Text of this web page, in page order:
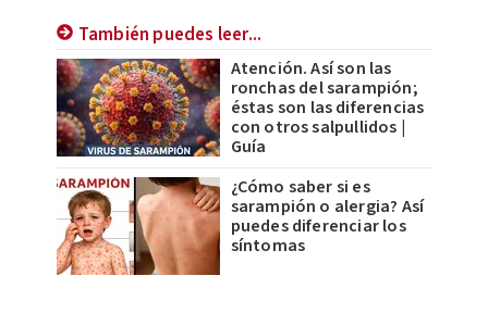
También puedes leer...
Atención. Así son las
ronchas del sarampión;
éstas son las diferencias
con otros salpullidos |
Guía
¿Cómo saber si es
sarampión o alergia? Así
puedes diferenciar los
síntomas